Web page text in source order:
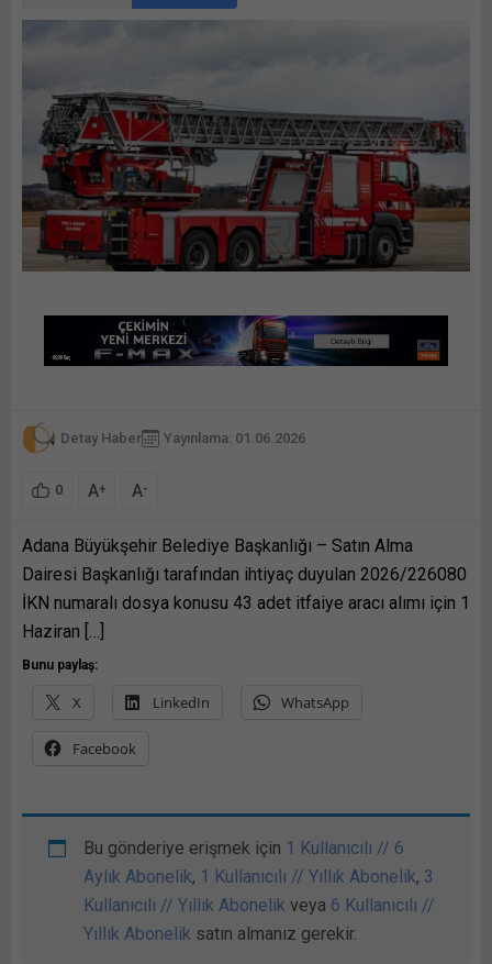
Detay Haber Yayınlama: 01.06.2026
0 A+ A-
Adana Büyükşehir Belediye Başkanlığı – Satın Alma
Dairesi Başkanlığı tarafından ihtiyaç duyulan 2026/226080
İKN numaralı dosya konusu 43 adet itfaiye aracı alımı için 1
Haziran […]
Bunu paylaş:
X LinkedIn WhatsApp
Facebook
Bu gönderiye erişmek için 1 Kullanıcılı // 6
Aylık Abonelik, 1 Kullanıcılı // Yıllık Abonelik, 3
Kullanıcılı // Yıllık Abonelik veya 6 Kullanıcılı //
Yıllık Abonelik satın almanız gerekir.